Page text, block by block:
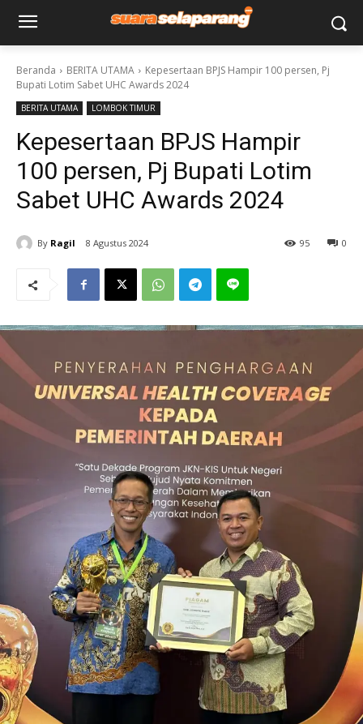
Beranda BERITA UTAMA
Kepesertaan BPJS Hampir 100 persen, Pj
Bupati Lotim Sabet UHC Awards 2024
BERITA UTAMA LOMBOK TIMUR
Kepesertaan BPJS Hampir
100 persen, Pj Bupati Lotim
Sabet UHC Awards 2024
By Ragil 8 Agustus 2024 0
95